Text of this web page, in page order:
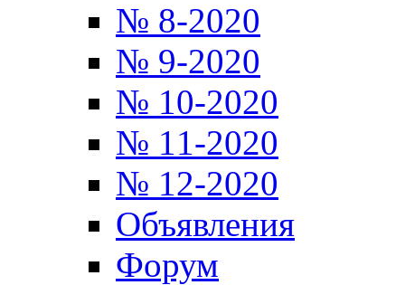
№ 8-2020
№ 9-2020
№ 10-2020
№ 11-2020
№ 12-2020
Объявления
Форум